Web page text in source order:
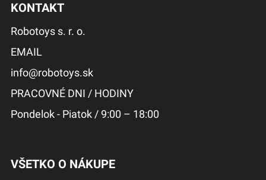
KONTAKT
Robotoys s. r. o.
EMAIL
info@robotoys.sk
PRACOVNÉ DNI / HODINY
Pondelok - Piatok / 9:00 – 18:00
VŠETKO O NÁKUPE